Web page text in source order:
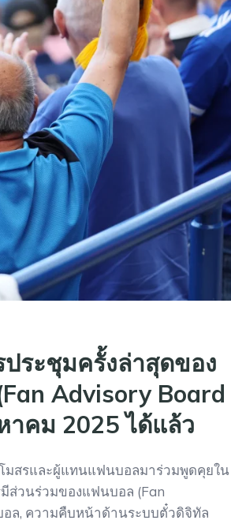
ระชุมครั้งล่าสุดของ
Advisory Board
าคม 2025 ได้แล้ว
มสรและผู้แทนแฟนบอลมาร่วมพูดคุยใน
ส่วนร่วมของแฟนบอล (Fan
ล, ความคืบหน้าด้านระบบตั๋วดิจิทัล